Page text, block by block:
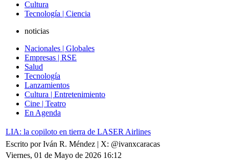
Cultura
Tecnología | Ciencia
noticias
Nacionales | Globales
Empresas | RSE
Salud
Tecnología
Lanzamientos
Cultura | Entretenimiento
Cine | Teatro
En Agenda
LIA: la copiloto en tierra de LASER Airlines
Escrito por Iván R. Méndez | X: @ivanxcaracas
Viernes, 01 de Mayo de 2026 16:12